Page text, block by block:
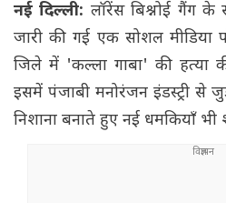
नई दिल्ली: लॉरेंस बिश्नोई गैंग के
जारी की गई एक सोशल मीडिया
जिले में 'कल्ला गाबा' की हत्या
इसमें पंजाबी मनोरंजन इंडस्ट्री से
निशाना बनाते हुए नई धमकियाँ भी